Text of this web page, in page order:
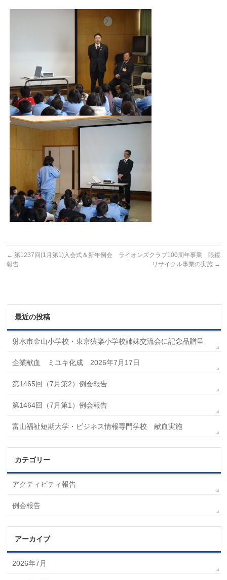
← 第1237回(1月第1)入会式＆新年例会
報告
ライオンズクラブ100周年事業 眼鏡
リサイクル事業の実施 →
最近の投稿
射水市金山小学校・東京猿楽小学校姉妹交流会に記念品贈呈
企業献血 ミユキ化成 2026年7月17日
第1465回（7月第2）例会報告
第1464回（7月第1）例会報告
富山福祉短期大学・ビジネス情報専門学校 献血実施
カテゴリー
アクティビティ報告
例会報告
アーカイブ
2026年7月